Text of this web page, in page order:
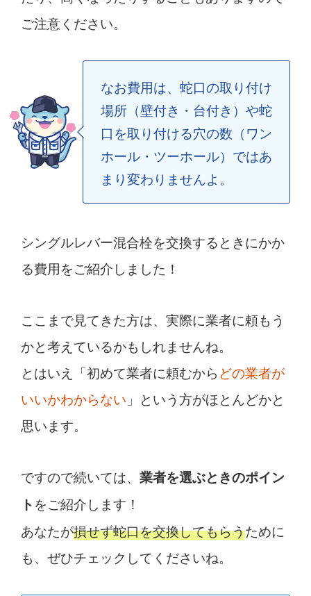
ご注意ください。
なお費用は、蛇口の取り付け
場所（壁付き・台付き）や蛇
口を取り付ける穴の数（ワン
ホール・ツーホール）ではあ
まり変わりませんよ。
シングルレバー混合栓を交換するときにかか
る費用をご紹介しました！
ここまで見てきた方は、実際に業者に頼もう
かと考えているかもしれませんね。
とはいえ「初めて業者に頼むから どの業者が
いいかわからない 」という方がほとんどかと
思います。
ですので続いては、 業者を選ぶときのポイン
トをご紹介します！
あなたが損せず蛇口を交換してもらうために
も、ぜひチェックしてくださいね。